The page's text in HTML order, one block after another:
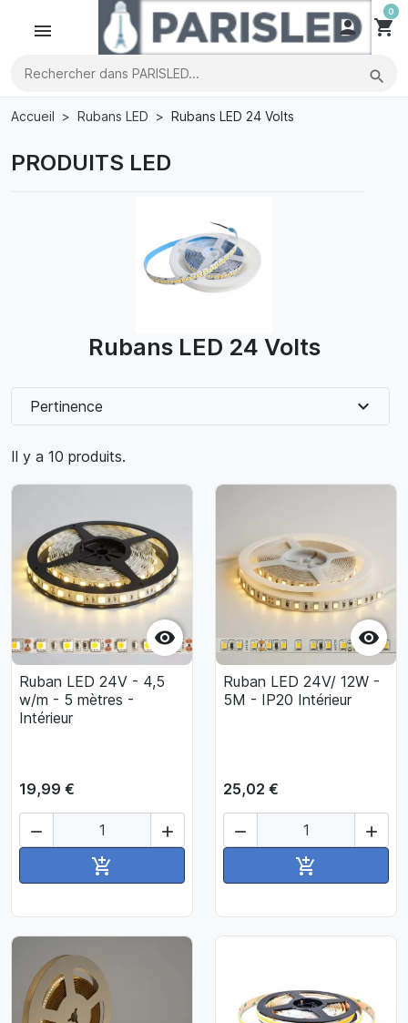
 shopping_cart
0
search
Accueil Rubans LED Rubans LED 24 Volts
PRODUITS LED
Rubans LED 24 Volts
Il y a 10 produits.
Pertinence expand_more

Ruban LED 24V - 4,5
w/m - 5 mètres -
Intérieur
19,99 €
 


Ruban LED 24V/ 12W -
5M - IP20 Intérieur
25,02 €
 
